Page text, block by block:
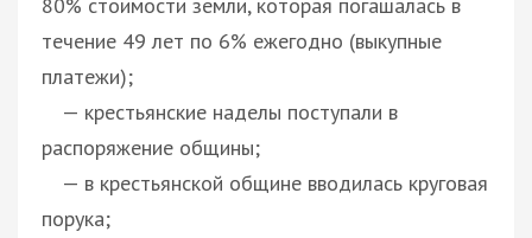
течение 49 лет по 6% ежегодно (выкупные
платежи);
— крестьянские наделы поступали в
распоряжение общины;
— в крестьянской общине вводилась круговая
порука;